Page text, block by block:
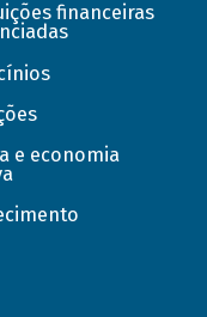
financeiras
e economia